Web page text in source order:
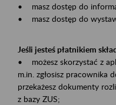
• masz dostęp do
• masz dostęp do
Jeśli jesteś płatnikiem
• możesz skorzystać z
m.in. zgłosisz pracownika
przekażesz dokumenty
z bazy ZUS;